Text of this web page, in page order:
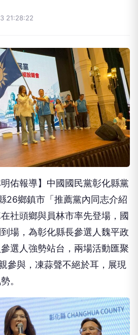
21:28:22
明佑報導】中國國民黨彰化縣黨
26鄉鎮市「推薦黨內同志介紹
社頭鄉與員林市率先登場，國
場，為彰化縣長參選人魏平政
選人強勢站台，兩場活動匯聚
參與，凍蒜聲不絕於耳，展現
。